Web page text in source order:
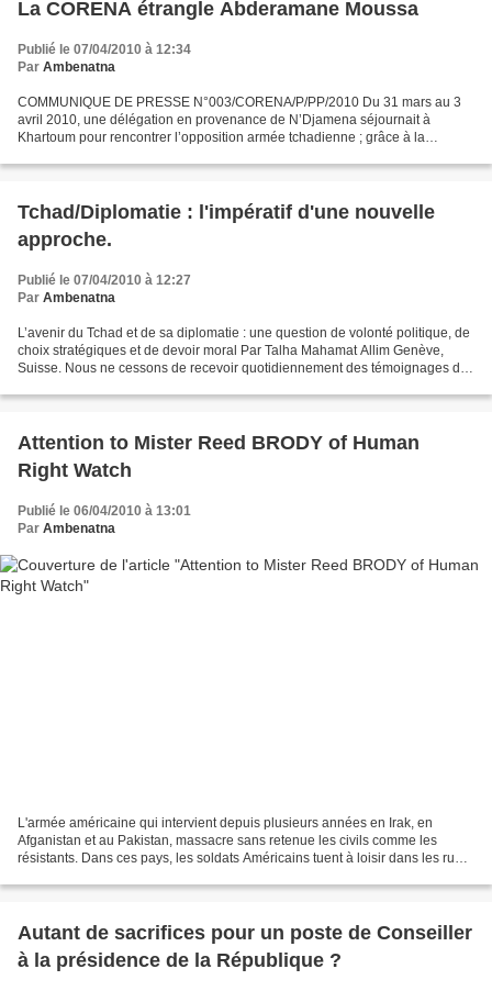
La CORENA étrangle Abderamane Moussa
Publié le 07/04/2010 à 12:34
Par Ambenatna
COMMUNIQUE DE PRESSE N°003/CORENA/P/PP/2010 Du 31 mars au 3
avril 2010, une délégation en provenance de N’Djamena séjournait à
Khartoum pour rencontrer l’opposition armée tchadienne ; grâce à la
Tchad/Diplomatie : l'impératif d'une nouvelle
approche.
Publié le 07/04/2010 à 12:27
Par Ambenatna
L’avenir du Tchad et de sa diplomatie : une question de volonté politique, de
choix stratégiques et de devoir moral Par Talha Mahamat Allim Genève,
Suisse. Nous ne cessons de recevoir quotidiennement des témoignages de
Attention to Mister Reed BRODY of Human
Right Watch
Publié le 06/04/2010 à 13:01
Par Ambenatna
L'armée américaine qui intervient depuis plusieurs années en Irak, en
Afganistan et au Pakistan, massacre sans retenue les civils comme les
résistants. Dans ces pays, les soldats Américains tuent à loisir dans les rues
Autant de sacrifices pour un poste de Conseiller
à la présidence de la République ?